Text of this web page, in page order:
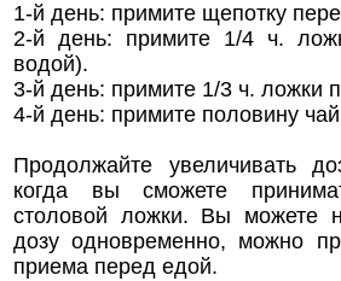
1-й день: примите щепотку
2-й день: примите 1/4 ч.
водой).
3-й день: примите 1/3 ч. ложки
4-й день: примите половину
Продолжайте увеличивать
когда вы сможете
столовой ложки. Вы можете
дозу одновременно, можно
приема перед едой.